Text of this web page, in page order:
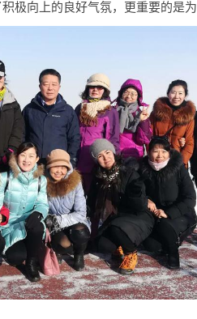
极向上的良好气氛，更重要的是为